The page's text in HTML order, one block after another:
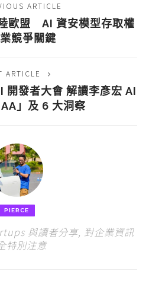
ARTICLE
歐盟 AI 資安模型存取權
競爭關鍵
ARTICLE
發者大會 解讀李彥宏 AI
」及 6 大洞察
PIERCE
與讀者分享, 對企業資訊
特別注意